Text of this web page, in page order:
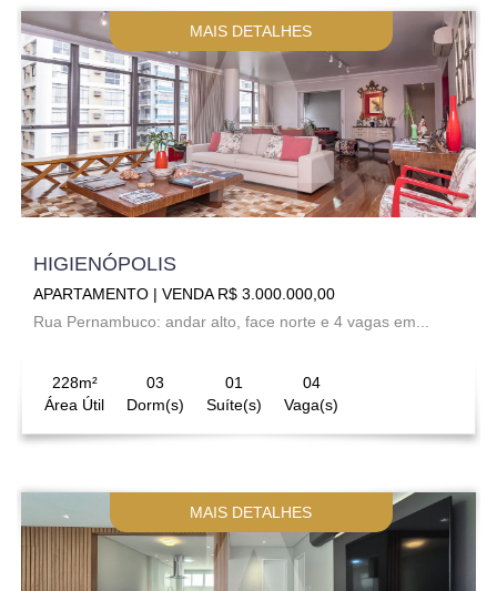
MAIS DETALHES
HIGIENÓPOLIS
APARTAMENTO | VENDA R$ 3.000.000,00
Rua Pernambuco: andar alto, face norte e 4 vagas em...
228m²
Área Útil
03
Dorm(s)
01
Suíte(s)
04
Vaga(s)
MAIS DETALHES